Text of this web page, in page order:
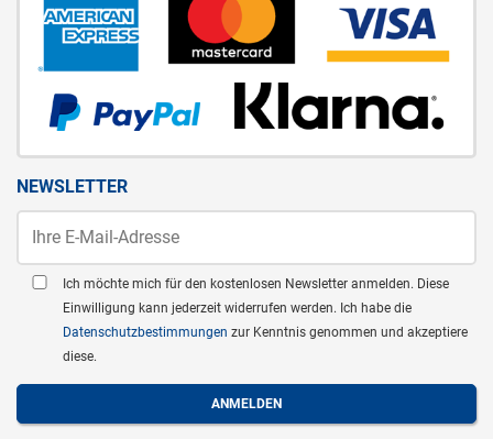
NEWSLETTER
Ich möchte mich für den kostenlosen Newsletter anmelden. Diese
Einwilligung kann jederzeit widerrufen werden. Ich habe die
Datenschutzbestimmungen zur Kenntnis genommen und akzeptiere
diese.